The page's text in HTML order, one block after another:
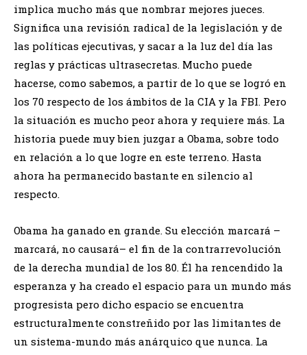
implica mucho más que nombrar mejores jueces.
Significa una revisión radical de la legislación y de
las políticas ejecutivas, y sacar a la luz del día las
reglas y prácticas ultrasecretas. Mucho puede
hacerse, como sabemos, a partir de lo que se logró en
los 70 respecto de los ámbitos de la CIA y la FBI. Pero
la situación es mucho peor ahora y requiere más. La
historia puede muy bien juzgar a Obama, sobre todo
en relación a lo que logre en este terreno. Hasta
ahora ha permanecido bastante en silencio al
respecto.
Obama ha ganado en grande. Su elección marcará –
marcará, no causará– el fin de la contrarrevolución
de la derecha mundial de los 80. Él ha rencendido la
esperanza y ha creado el espacio para un mundo más
progresista pero dicho espacio se encuentra
estructuralmente constreñido por las limitantes de
un sistema-mundo más anárquico que nunca. La